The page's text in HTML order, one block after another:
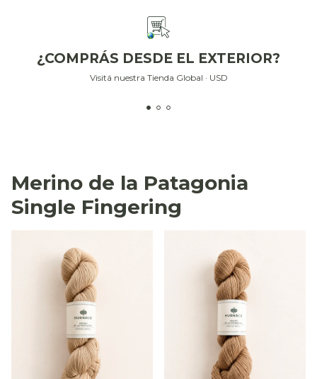
¿COMPRÁS DESDE EL EXTERIOR?
Visitá nuestra Tienda Global · USD
Merino de la Patagonia
Single Fingering